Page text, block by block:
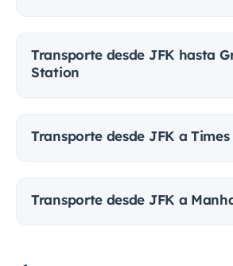
Transporte desde JFK hasta
Station
Transporte desde JFK a
Transporte desde JFK a